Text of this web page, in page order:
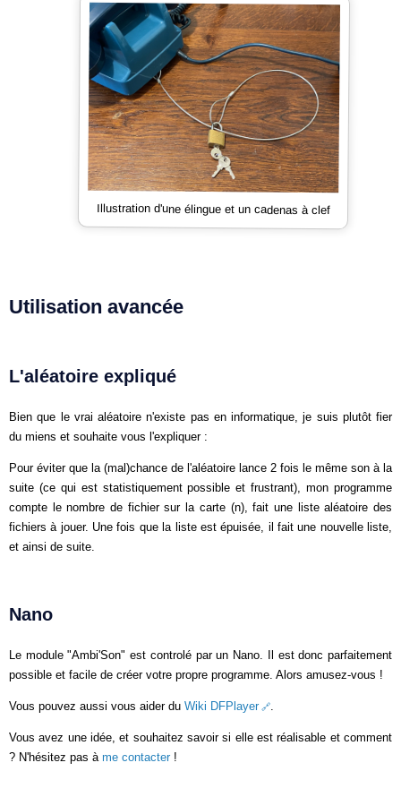
Illustration d'une élingue et un cadenas à clef
Utilisation avancée
L'aléatoire expliqué
Bien que le vrai aléatoire n'existe pas en informatique, je suis plutôt fier
du miens et souhaite vous l'expliquer :
Pour éviter que la (mal)chance de l'aléatoire lance 2 fois le même son à la
suite (ce qui est statistiquement possible et frustrant), mon programme
compte le nombre de fichier sur la carte (n), fait une liste aléatoire des
fichiers à jouer. Une fois que la liste est épuisée, il fait une nouvelle liste,
et ainsi de suite.
Nano
Le module "Ambi'Son" est controlé par un Nano. Il est donc parfaitement
possible et facile de créer votre propre programme. Alors amusez-vous !
Vous pouvez aussi vous aider du Wiki DFPlayer .
Vous avez une idée, et souhaitez savoir si elle est réalisable et comment
? N'hésitez pas à me contacter !